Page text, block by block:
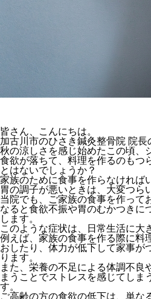
皆さん、こんにちは。
加古川市のひさき鍼灸整骨院 院長
秋の涼しさを感じ始めたこの頃、
食欲が落ちて、料理を作るのもつ
とはないでしょうか？
家族のために食事を作らなければ
胃の調子が悪いときは、大変つら
当院でも、ご家族の食事を作って
なると食欲不振や胃のむかつきに
します。
このような症状は、日常生活に大
例えば、家族の食事を作る際に料
おしたり、体力が低下して家事が
ります。
また、栄養の不足による体調不良
まうことでストレスを感じてしま
す。
ご高齢の方の食欲の低下は、単な